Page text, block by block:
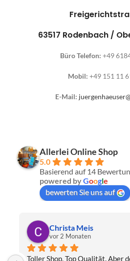
63517 Rodenbach /
Büro Telefon: +49
Mobil: +49 151 11
E-Mail:
Allerlei Online Shop
5.0
Basierend auf 14
powered byGoogle
bewerten Sie uns auf
Christa Meis
vor 2 Monaten
Toller Shop, Top Qualität. Aber